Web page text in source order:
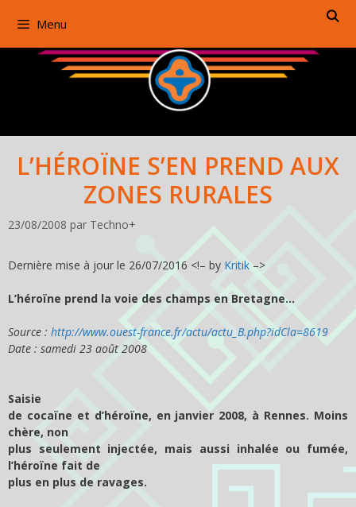
Menu
L’HÉROÏNE S’EN PREND AUX
ZONES RURALES
23/08/2008 par Techno+
Dernière mise à jour le 26/07/2016 <!– by Kritik–>
L’héroïne prend la voie des champs en Bretagne…
Source : http://www.ouest-france.fr/actu/actu_B.php?idCla=8619
Date : samedi 23 août 2008
Saisie
de cocaïne et d’héroïne, en janvier 2008, à Rennes. Moins
chère, non
plus seulement injectée, mais aussi inhalée ou fumée,
l’héroïne fait de
plus en plus de ravages.